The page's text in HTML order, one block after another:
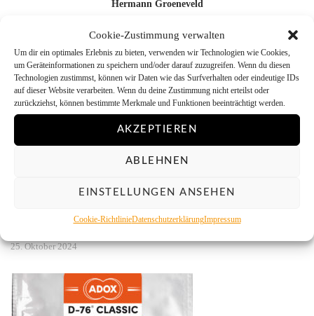
Cookie-Zustimmung verwalten
Um dir ein optimales Erlebnis zu bieten, verwenden wir Technologien wie Cookies,
um Geräteinformationen zu speichern und/oder darauf zuzugreifen. Wenn du diesen
Technologien zustimmst, können wir Daten wie das Surfverhalten oder eindeutige IDs
auf dieser Website verarbeiten. Wenn du deine Zustimmung nicht erteilst oder
zurückziehst, können bestimmte Merkmale und Funktionen beeinträchtigt werden.
AKZEPTIEREN
ABLEHNEN
EINSTELLUNGEN ANSEHEN
Cookie-RichtlinieDatenschutzerklärungImpressum
Hermann Groeneveld
YOU MAY ALSO LIKE
25. Oktober 2024